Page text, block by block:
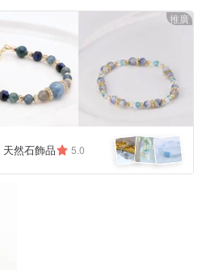
推廣
然石飾品 5.0